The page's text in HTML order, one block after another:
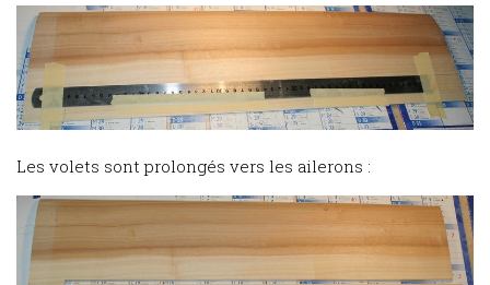
Les volets sont prolongés vers les ailerons :